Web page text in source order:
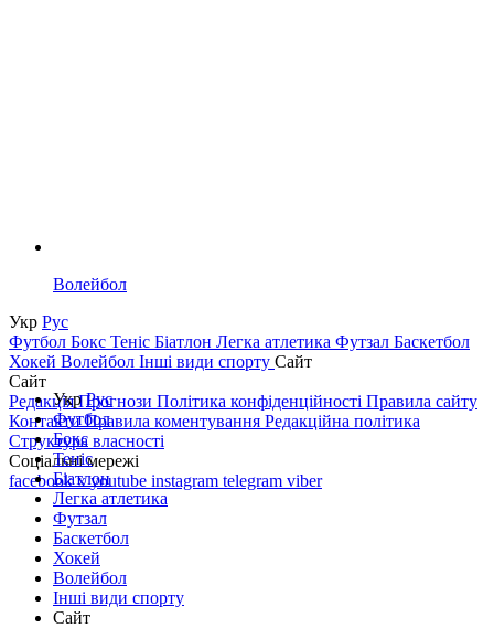
Волейбол
Укр Рус
Футбол Бокс Теніс Біатлон Легка атлетика Футзал Баскетбол
Хокей Волейбол Інші види спорту Сайт
Сайт
РедакціяПрогнози Політика конфіденційності Правила сайту
КонтактиПравила коментування Редакційна політика
Структура власності
Соціальні мережі
facebookxyoutube instagram telegram viber
УкрРус
Футбол
Бокс
Теніс
Біатлон
Легка атлетика
Футзал
Баскетбол
Хокей
Волейбол
Інші види спорту
Сайт